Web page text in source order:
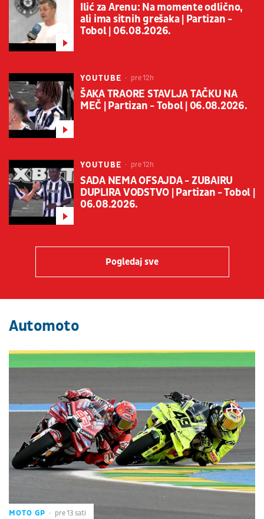
Ilić za Arenu: Na momente odlično,
ali ima sitnih grešaka | Partizan -
Tobol | 06.08.2026.
YOUTUBE pre 12h
ŠAKA TRAORE STAVLJA TAČKU NA
MEČ | Partizan - Tobol | 06.08.2026.
YOUTUBE pre 12h
SADA NEMA OFSAJDA - ZUBAIRU
DUPLIRA VOĐSTVO | Partizan - Tobol |
06.08.2026.
Pogledaj sve
Automoto
MOTO GP pre 13 sati